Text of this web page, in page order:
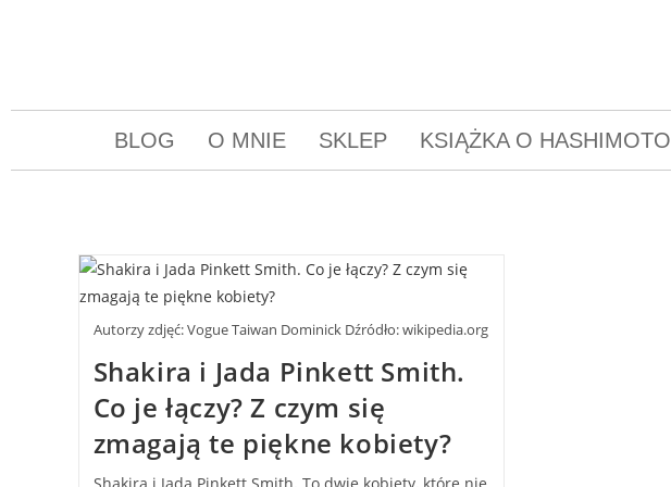
BLOG O MNIE SKLEP KSIĄŻKA O HASHIMOTO
Autorzy zdjęć: Vogue Taiwan Dominick Dźródło: wikipedia.org
Shakira i Jada Pinkett Smith.
Co je łączy? Z czym się
zmagają te piękne kobiety?
Shakira i Jada Pinkett Smith. To dwie kobiety, które nie